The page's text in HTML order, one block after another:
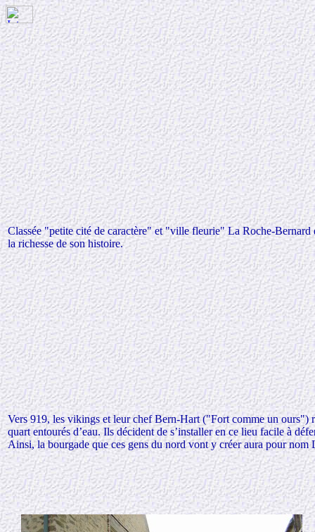
Classée "petite cité de caractère" et "ville fleurie" La Roche-Bernard
la richesse de son histoire.
Vers 919, les vikings et leur chef Bern-Hart ("Fort comme un ours")
quart entourés d’eau. Ils décident de s’installer en ce lieu facile à
Ainsi, la bourgade que ces gens du nord vont y créer aura pour nom